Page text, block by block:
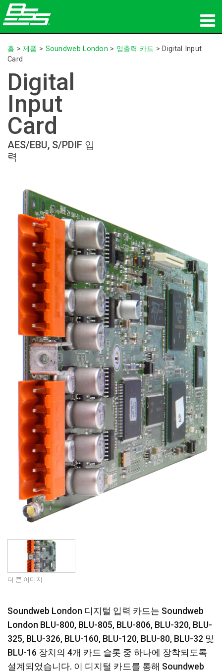
제품
구매처
뉴스
교육
지원
언어/지역
홈 >제품 > Soundweb London > 입출력 카드 > Digital Input
Card
Digital
Input
Card
AES/EBU, S/PDIF 입
력
더 큰 이미지
Soundweb London 디지털 입력 카드는 Soundweb
London BLU-800, BLU-805, BLU-806, BLU-320, BLU-
325, BLU-326, BLU-160, BLU-120, BLU-80, BLU-32 및
BLU-16 장치의 4개 카드 슬롯 중 하나에 장착되도록
설계되었습니다. 이 디지털 카드를 통해 Soundweb